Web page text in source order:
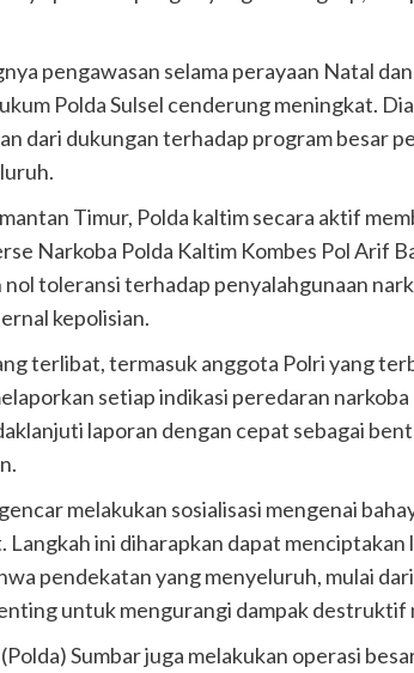
pengawasan selama perayaan Natal
Polda Sulsel cenderung meningkat.
dari dukungan terhadap program besar
Timur, Polda kaltim secara aktif
Narkoba Polda Kaltim Kombes Pol Arif
toleransi terhadap penyalahgunaan
kepolisian.
terlibat, termasuk anggota Polri yang
setiap indikasi peredaran narkoba
laporan dengan cepat sebagai
melakukan sosialisasi mengenai
Langkah ini diharapkan dapat menciptakan
pendekatan yang menyeluruh, mulai
untuk mengurangi dampak destruktif
Sumbar juga melakukan operasi